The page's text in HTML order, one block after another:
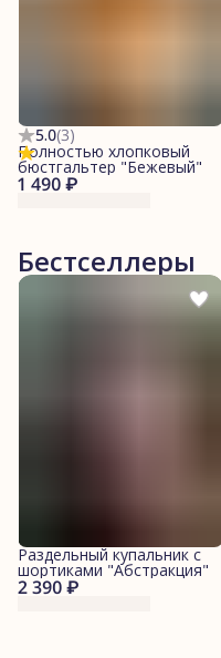
5.0(3)
1 490 ₽
Полностью хлопковый
бюстгальтер "Бежевый"
Бестселлеры
2 390 ₽
Раздельный купальник с
шортиками "Абстракция"